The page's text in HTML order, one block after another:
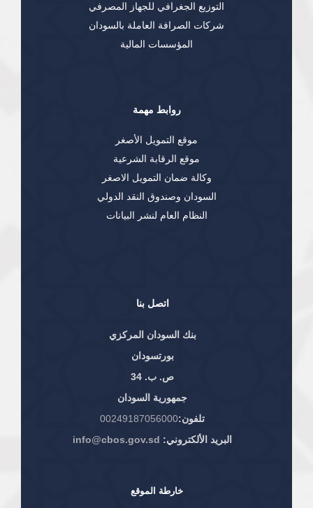
اتصل بنا
بنك السودان المركزي
بورتسودان
ص. ب. 34
جمهورية السودان
تلفون:00249187056000
البريد الألكتروني: info@cbos.gov.sd
التوزيع الجغرافي للجهاز المصرفي
شركات الصرافة العاملة بالسودان
المؤسسات المالية
روابط مهمة
موقع التمويل الأصغر
موقع الرقابة الشرعية
وكالة ضمان التمويل الاصغر
السودان وصندوق النقد الدولي
النظام العام لنشر البيانات
خارطة الموقع